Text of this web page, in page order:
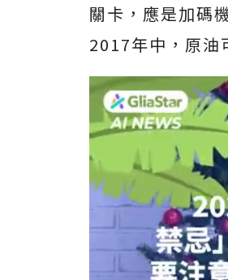
關卡，應是加碼
2017年中，原油